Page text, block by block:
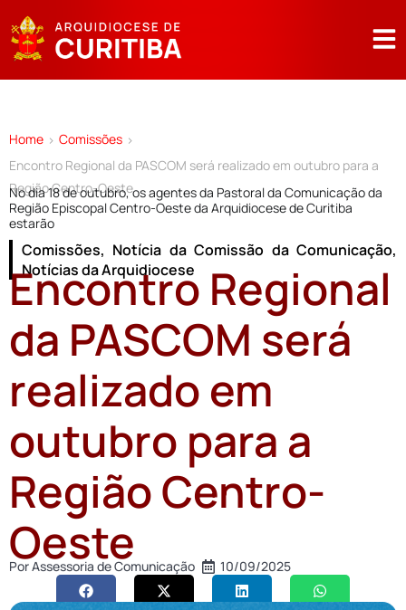
Home > Comissões >
Encontro Regional da PASCOM será realizado em outubro para a
Região Centro-Oeste
No dia 18 de outubro, os agentes da Pastoral da Comunicação da
Região Episcopal Centro-Oeste da Arquidiocese de Curitiba
estarão
Comissões, Notícia da Comissão da Comunicação,
Notícias da Arquidiocese
Encontro Regional
da PASCOM será
realizado em
outubro para a
Região Centro-
Oeste
PorAssessoria de Comunicação 10/09/2025